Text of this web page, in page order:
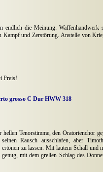
endlich die Meinung:
Kampf und Zerstörung. Anstelle von
Preis!
grosso C Dur HWW 318
Tenorstimme, den Oratorienchor
Rausch ausschlafen, aber
zu lassen. Mit lautem Schall und
mit dem grellen Schlag des